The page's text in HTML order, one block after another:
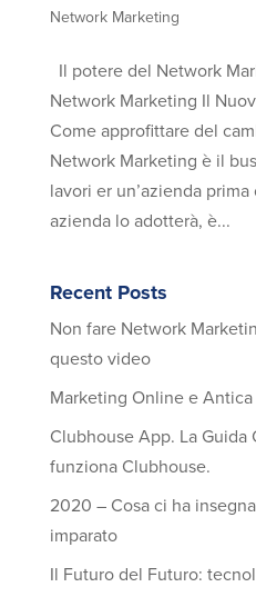
Network Marketing
Il potere del Network
Network Marketing Il
Come approfittare del
Network Marketing è il
lavori er un’azienda
azienda lo adotterà, è...
Recent Posts
Non fare Network
questo video
Marketing Online e Antica
Clubhouse App. La Guida
funziona Clubhouse.
2020 – Cosa ci ha
imparato
Il Futuro del Futuro: